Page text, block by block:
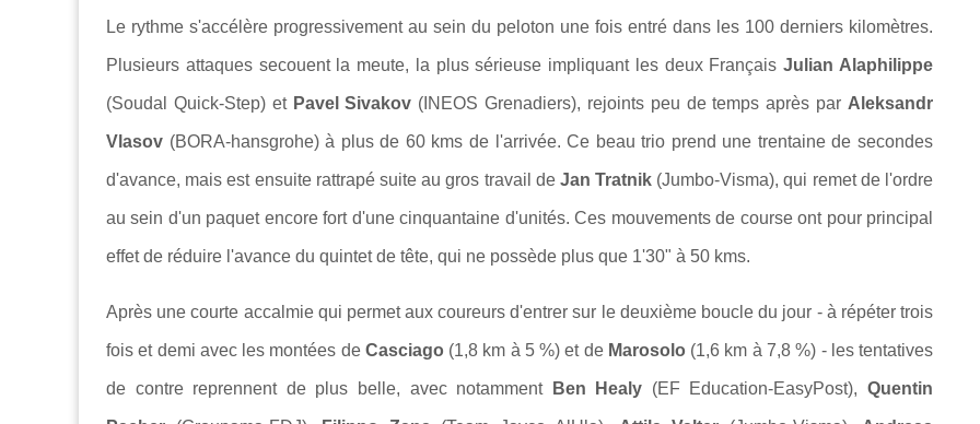
Le rythme s'accélère progressivement au sein du peloton une fois entré dans les 100 derniers kilomètres.
Plusieurs attaques secouent la meute, la plus sérieuse impliquant les deux FrançaisJulian Alaphilippe
(Soudal Quick-Step) et Pavel Sivakov (INEOS Grenadiers), rejoints peu de temps après par Aleksandr
Vlasov (BORA-hansgrohe) à plus de 60 kms de l'arrivée. Ce beau trio prend une trentaine de secondes
d'avance, mais est ensuite rattrapé suite au gros travail de Jan Tratnik (Jumbo-Visma), qui remet de l'ordre
au sein d'un paquet encore fort d'une cinquantaine d'unités. Ces mouvements de course ont pour principal
effet de réduire l'avance du quintet de tête, qui ne possède plus que 1'30" à 50 kms.
Après une courte accalmie qui permet aux coureurs d'entrer sur le deuxième boucle du jour - à répéter trois
fois et demi avec les montées deCasciago (1,8 km à 5 %) et de Marosolo (1,6 km à 7,8 %) - les tentatives
de contre reprennent de plus belle, avec notamment Ben Healy (EF Education-EasyPost),Quentin